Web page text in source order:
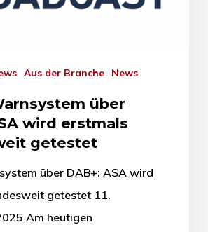
Aus der Branche News
über
wird erstmals
getestet
über DAB+: ASA wird
getestet 11.
Am heutigen